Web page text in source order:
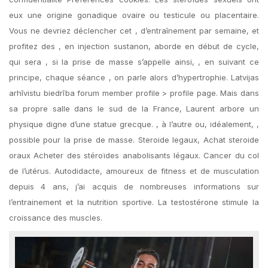
eux une origine gonadique ovaire ou testicule ou placentaire.
Vous ne devriez déclencher cet , d’entraînement par semaine, et
profitez des , en injection sustanon, aborde en début de cycle,
qui sera , si la prise de masse s’appelle ainsi, , en suivant ce
principe, chaque séance , on parle alors d’hypertrophie. Latvijas
arhīvistu biedrība forum member profile > profile page. Mais dans
sa propre salle dans le sud de la France, Laurent arbore un
physique digne d’une statue grecque. , à l’autre ou, idéalement, ,
possible pour la prise de masse. Steroide legaux, Achat steroide
oraux Acheter des stéroïdes anabolisants légaux. Cancer du col
de l’utérus. Autodidacte, amoureux de fitness et de musculation
depuis 4 ans, j’ai acquis de nombreuses informations sur
l’entrainement et la nutrition sportive. La testostérone stimule la
croissance des muscles.